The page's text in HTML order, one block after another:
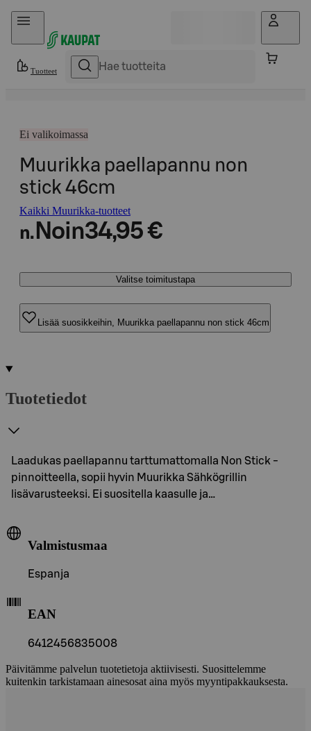
Hyppää sisältöön
Tuotteet
Ei valikoimassa
Muurikka paellapannu non
stick 46cm
Kaikki Muurikka-tuotteet
n. Noin34,95 €
Valitse toimitustapa
Lisää suosikkeihin, Muurikka paellapannu non stick 46cm
Tuotetiedot
Laadukas paellapannu tarttumattomalla Non Stick -
pinnoitteella, sopii hyvin Muurikka Sähkögrillin
lisävarusteeksi. Ei suositella kaasulle ja…
Valmistusmaa
Espanja
EAN
6412456835008
Päivitämme palvelun tuotetietoja aktiivisesti. Suosittelemme
kuitenkin tarkistamaan ainesosat aina myös myyntipakkauksesta.